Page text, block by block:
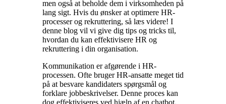
men også at beholde dem i virksomheden på
lang sigt. Hvis du ønsker at optimere HR-
processer og rekruttering, så læs videre! I
denne blog vil vi give dig tips og tricks til,
hvordan du kan effektivisere HR og
rekruttering i din organisation.
Kommunikation er afgørende i HR-
processen. Ofte bruger HR-ansatte meget tid
på at besvare kandidaters spørgsmål og
forklare jobbeskrivelser. Denne proces kan
dog effektiviseres ved hjælp af en chatbot.